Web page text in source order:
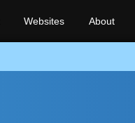
Websites About